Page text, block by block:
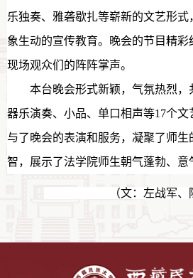
乐独奏、雅砻歇扎等崭新的文艺形
象生动的宣传教育。晚会的节目精
现场观众们的阵阵掌声。
本台晚会形式新颖，气氛热烈，
器乐演奏、小品、单口相声等17个文
与了晚会的表演和服务，凝聚了师生
智，展示了法学院师生朝气蓬勃、意
（文：左战军